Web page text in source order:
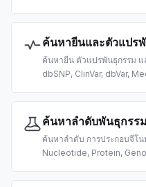
ด้วย AI
ค้นหายีนและตัวแปร
ค้นหายีน ตัวแปรพันธุกรรม
dbSNP, ClinVar, dbVar,
ค้นหาลำดับพันธุกรรม
ค้นหาลำดับ การประกอบจีโ
Nucleotide, Protein,